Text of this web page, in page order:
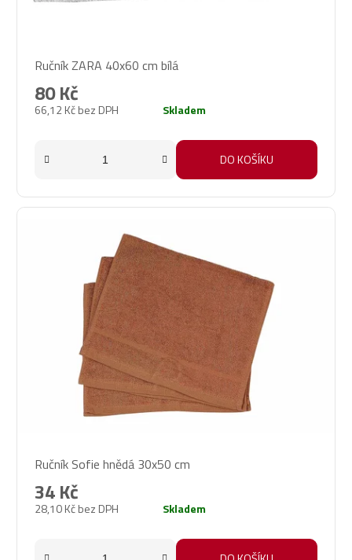
Ručník ZARA 40x60 cm bílá
66,12 Kč bez DPH
80 Kč
Skladem
DO KOŠÍKU
Ručník Sofie hnědá 30x50 cm
28,10 Kč bez DPH
34 Kč
Skladem